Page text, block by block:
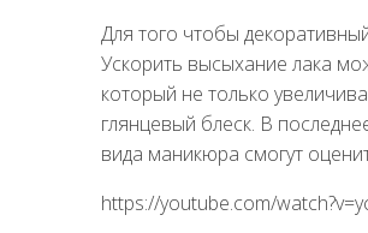
Для того чтобы
Ускорить высыхание лака
который не только
глянцевый блеск. В
вида маникюра смогут
https://youtube.com/